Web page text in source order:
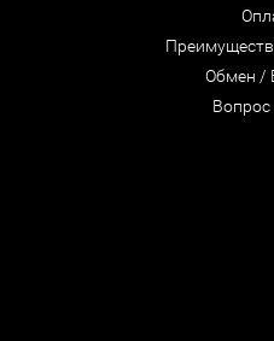
Обмен /
Вопрос